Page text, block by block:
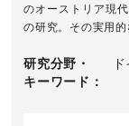
のオーストリア現
の研究。その実用
研究分野・
キーワード